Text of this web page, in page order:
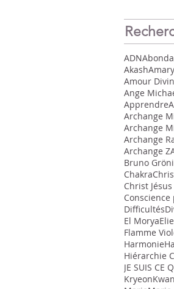
ADN
Akash
Amour Divin
Ange
Apprendre
Archange
Archange
Archange
Archange
Bruno
Chakra
Christ Jésus
Difficultés
El MoryaElie
Flamme
Harmonie
Hiérarchie
JE SUIS CE
Kryeon